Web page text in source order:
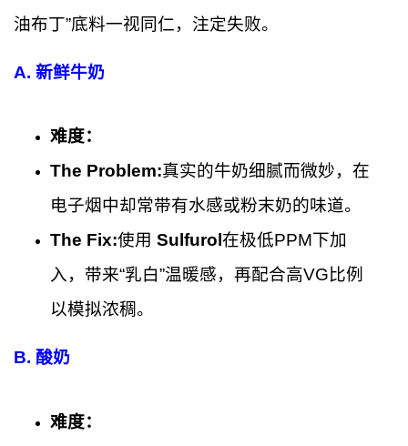
油布丁”底料一视同仁，注定失败。
A. 新鲜牛奶
难度：
The Problem:真实的牛奶细腻而微妙，在
电子烟中却常带有水感或粉末奶的味道。
The Fix:使用 Sulfurol 在极低PPM下加
入，带来“乳白”温暖感，再配合高VG比例
以模拟浓稠。
B. 酸奶
难度：